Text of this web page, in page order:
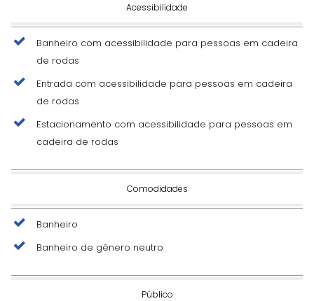
Acessibilidade
Banheiro com acessibilidade para pessoas em cadeira
de rodas
Entrada com acessibilidade para pessoas em cadeira
de rodas
Estacionamento com acessibilidade para pessoas em
cadeira de rodas
Comodidades
Banheiro
Banheiro de gênero neutro
Público